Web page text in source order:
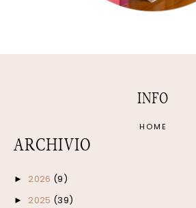
INFO
HOME
ARCHIVIO
► 2026 (9)
► 2025 (39)